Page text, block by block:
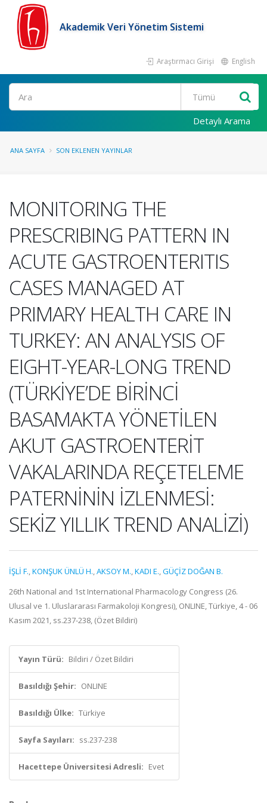
Akademik Veri Yönetim Sistemi
Araştırmacı Girişi English
Ara
Detaylı Arama
ANA SAYFA SON EKLENEN YAYINLAR
MONITORING THE
PRESCRIBING PATTERN IN
ACUTE GASTROENTERITIS
CASES MANAGED AT
PRIMARY HEALTH CARE IN
TURKEY: AN ANALYSIS OF
EIGHT-YEAR-LONG TREND
(TÜRKİYE’DE BİRİNCİ
BASAMAKTA YÖNETİLEN
AKUT GASTROENTERİT
VAKALARINDA REÇETELEME
PATERNİNİN İZLENMESİ:
SEKİZ YILLIK TREND ANALİZİ)
İŞLİ F.,KONŞUK ÜNLÜ H.,AKSOY M.,KADI E.,GÜÇİZ DOĞAN B.
26th National and 1st International Pharmacology Congress (26.
Ulusal ve 1. Uluslararası Farmakoloji Kongresi), ONLINE, Türkiye, 4 - 06
Kasım 2021, ss.237-238, (Özet Bildiri)
Yayın Türü: Bildiri / Özet Bildiri
Basıldığı Şehir: ONLINE
Basıldığı Ülke: Türkiye
Sayfa Sayıları: ss.237-238
Hacettepe Üniversitesi Adresli: Evet